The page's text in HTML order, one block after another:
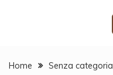
Home Senza categoria